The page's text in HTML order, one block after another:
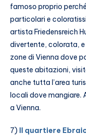
famoso proprio
particolari e
artista Friedensreich
divertente, colorata,
zone di Vienna dove
queste abitazioni,
anche tutta l’area
locali dove mangiare.
a Vienna.
7) Il quartiere